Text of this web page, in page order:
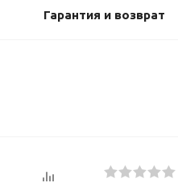
Гарантия и возврат